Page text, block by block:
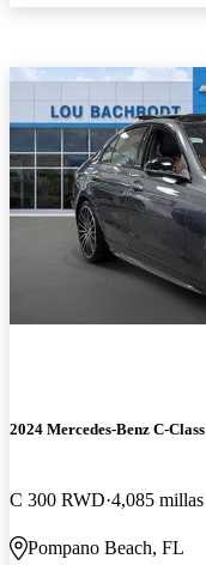
2024 Mercedes-Benz C-Class
C 300 RWD 4,085 millas
Pompano Beach, FL